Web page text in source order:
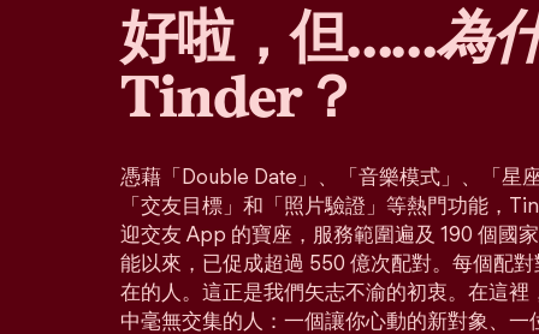
好啦，但……為
Tinder？
憑藉「Double Date」、「音樂模式」、「星
「交友目標」和「照片驗證」等熱門功能，
迎交友 App 的寶座，服務範圍遍及 190 個國
能以來，已促成超過 550 億次配對。每個配
在的人。這正是我們矢志不渝的初衷。在這
中毫無交集的人：一個讓你心動的新對象、